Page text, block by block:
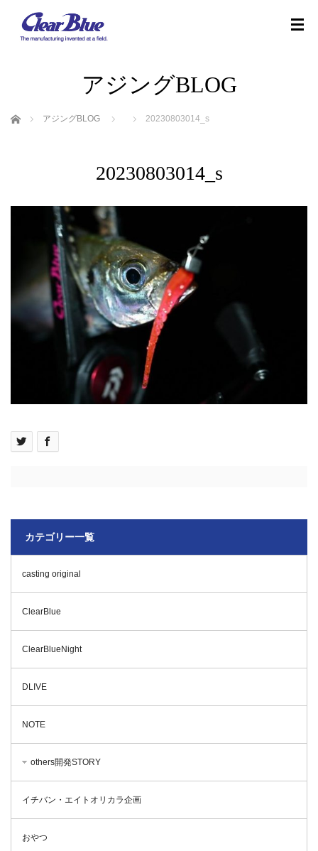
アジングBLOG
ホーム アジングBLOG 20230803014_s
20230803014_s
カテゴリー一覧
casting original
ClearBlue
ClearBlueNight
DLIVE
NOTE
others開発STORY
イチバン・エイトオリカラ企画
おやつ